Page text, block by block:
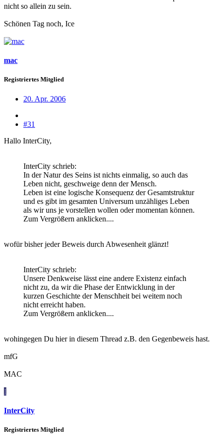
nicht so allein zu sein.
Schönen Tag noch, Ice
mac
Registriertes Mitglied
20. Apr. 2006
#31
Hallo InterCity,
InterCity schrieb:
In der Natur des Seins ist nichts einmalig, so auch das
Leben nicht, geschweige denn der Mensch.
Leben ist eine logische Konsequenz der Gesamtstruktur
und es gibt im gesamten Universum unzähliges Leben
als wir uns je vorstellen wollen oder momentan können.
Zum Vergrößern anklicken....
wofür bisher jeder Beweis durch Abwesenheit glänzt!
InterCity schrieb:
Unsere Denkweise lässt eine andere Existenz einfach
nicht zu, da wir die Phase der Entwicklung in der
kurzen Geschichte der Menschheit bei weitem noch
nicht erreicht haben.
Zum Vergrößern anklicken....
wohingegen Du hier in diesem Thread z.B. den Gegenbeweis hast.
mfG
MAC
I
InterCity
Registriertes Mitglied